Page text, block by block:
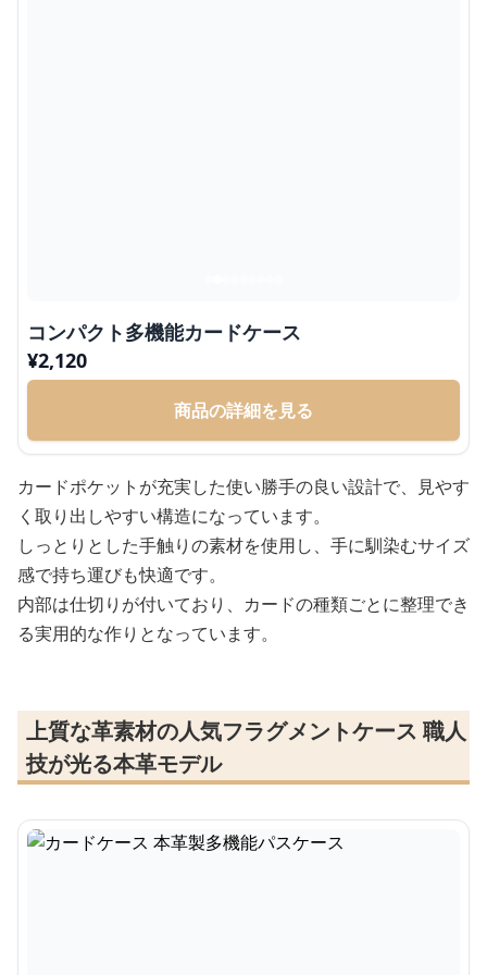
コンパクト多機能カードケース
¥2,120
商品の詳細を見る
カードポケットが充実した使い勝手の良い設計で、見やす
く取り出しやすい構造になっています。
しっとりとした手触りの素材を使用し、手に馴染むサイズ
感で持ち運びも快適です。
内部は仕切りが付いており、カードの種類ごとに整理でき
る実用的な作りとなっています。
上質な革素材の人気フラグメントケース 職人
技が光る本革モデル